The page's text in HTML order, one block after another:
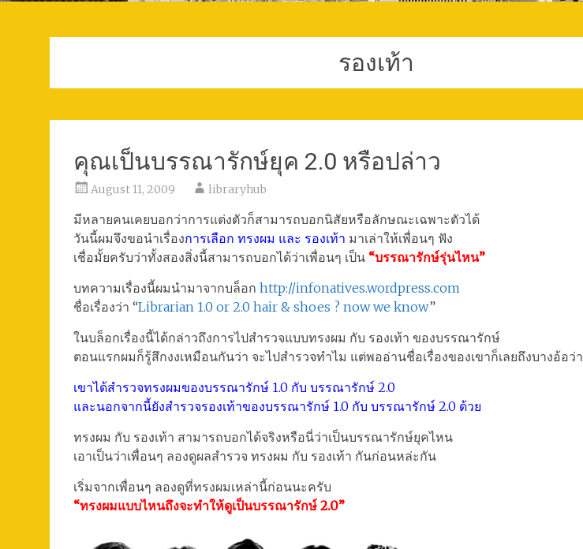
รองเท้า
คุณเป็นบรรณารักษ์ยุค 2.0 หรือปล่าว
August 11, 2009 libraryhub
มีหลายคนเคยบอกว่าการแต่งตัวก็สามารถบอกนิสัยหรือลักษณะเฉพาะตัวได้
วันนี้ผมจึงขอนำเรื่องการเลือก ทรงผม และ รองเท้า มาเล่าให้เพื่อนๆ ฟัง
เชื่อมั้ยครับว่าทั้งสองสิ่งนี้สามารถบอกได้ว่าเพื่อนๆ เป็น “บรรณารักษ์รุ่นไหน”
บทความเรื่องนี้ผมนำมาจากบล็อก http://infonatives.wordpress.com
ชื่อเรื่องว่า “Librarian 1.0 or 2.0 hair & shoes ? now we know”
ในบล็อกเรื่องนี้ได้กล่าวถึงการไปสำรวจแบบทรงผม กับ รองเท้า ของบรรณารักษ์
ตอนแรกผมก็รู้สึกงงเหมือนกันว่า จะไปสำรวจทำไม แต่พออ่านชื่อเรื่องของเขาก็เลยถึงบางอ้อว่า
เขาได้สำรวจทรงผมของบรรณารักษ์ 1.0 กับ บรรณารักษ์ 2.0
และนอกจากนี้ยังสำรวจรองเท้าของบรรณารักษ์ 1.0 กับ บรรณารักษ์ 2.0 ด้วย
ทรงผม กับ รองเท้า สามารถบอกได้จริงหรือนี่ว่าเป็นบรรณารักษ์ยุคไหน
เอาเป็นว่าเพื่อนๆ ลองดูผลสำรวจ ทรงผม กับ รองเท้า กันก่อนหล่ะกัน
เริ่มจากเพื่อนๆ ลองดูที่ทรงผมเหล่านี้ก่อนนะครับ
“ทรงผมแบบไหนถึงจะทำให้ดูเป็นบรรณารักษ์ 2.0”